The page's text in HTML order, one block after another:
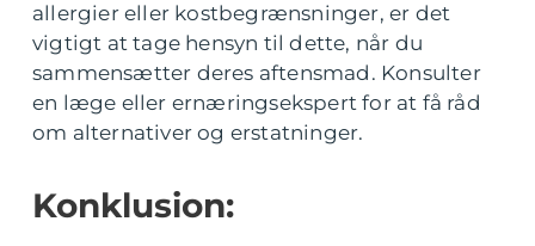
allergier eller kostbegrænsninger, er det
vigtigt at tage hensyn til dette, når du
sammensætter deres aftensmad. Konsulter
en læge eller ernæringsekspert for at få råd
om alternativer og erstatninger.
Konklusion: